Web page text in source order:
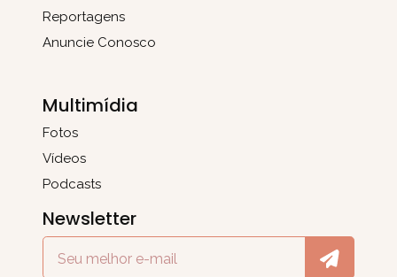
Reportagens
Anuncie Conosco
Multimídia
Fotos
Vídeos
Podcasts
Newsletter